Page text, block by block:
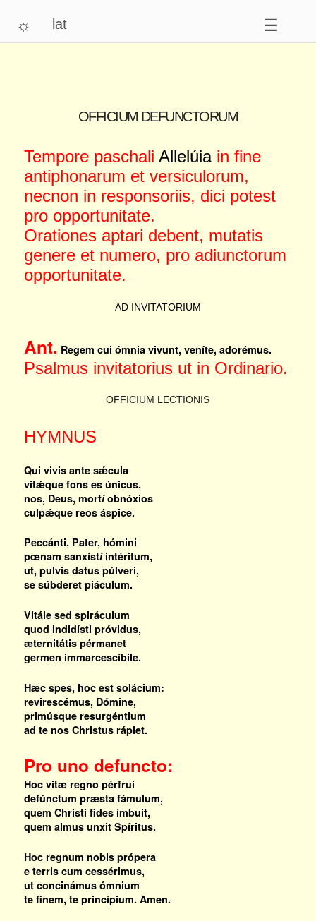
☼ lat ☰
OFFICIUM DEFUNCTORUM
Tempore paschali Allelúiain fine
antiphonarum et versiculorum,
necnon in responsoriis, dici potest
pro opportunitate.
Orationes aptari debent, mutatis
genere et numero, pro adiunctorum
opportunitate.
AD INVITATORIUM
Ant. Regem cui ómnia vivunt, veníte, adorémus.
Psalmus invitatorius ut in Ordinario.
OFFICIUM LECTIONIS
HYMNUS
Qui vivis ante sǽcula
vitǽque fons es únicus,
nos, Deus, mortiobnóxios
culpǽque reos áspice.
Peccánti, Pater, hómini
pœnam sanxístiintéritum,
ut, pulvis datus púlveri,
se súbderet piáculum.
Vitále sed spiráculum
quod indidísti próvidus,
æternitátis pérmanet
germen immarcescíbile.
Hæc spes, hoc est solácium:
revirescémus, Dómine,
primúsque resurgéntium
ad te nos Christus rápiet.
Pro uno defuncto:
Hoc vitæ regno pérfrui
defúnctum præsta fámulum,
quem Christi fides ímbuit,
quem almus unxit Spíritus.
Hoc regnum nobis própera
e terris cum cessérimus,
ut concinámus ómnium
te finem, te princípium. Amen.